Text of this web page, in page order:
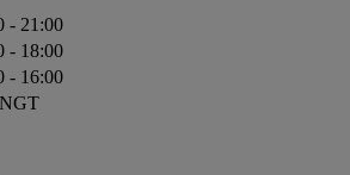
- 21:00
- 18:00
- 16:00